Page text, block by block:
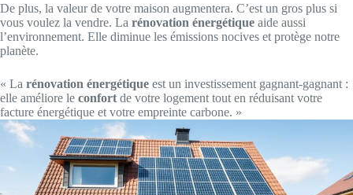
De plus, la valeur de votre maison augmentera. C’est un gros plus si
vous voulez la vendre. La rénovation énergétique aide aussi
l’environnement. Elle diminue les émissions nocives et protège notre
planète.
« La rénovation énergétique est un investissement gagnant-gagnant :
elle améliore le confort de votre logement tout en réduisant votre
facture énergétique et votre empreinte carbone. »